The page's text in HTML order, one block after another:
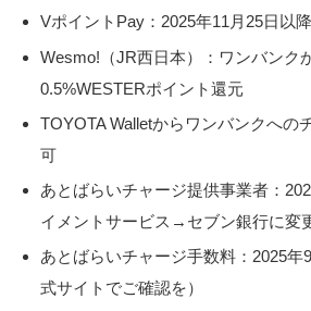
VポイントPay：2025年11月25日以
Wesmo!（JR西日本）：ワンバンク
0.5%WESTERポイント還元
TOYOTA Walletからワンバンクへの
可
あとばらいチャージ提供事業者：
イメントサービス→セブン銀行に変
あとばらいチャージ手数料：2025年
式サイトでご確認を）